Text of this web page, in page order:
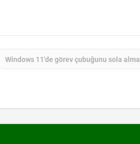
Windows 11'de görev çubuğunu sola alma